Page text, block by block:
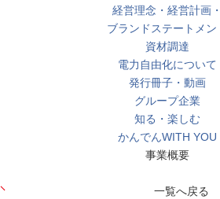
経営理念・経営計画・
ブランドステートメン
資材調達
電力自由化について
発行冊子・動画
グループ企業
知る・楽しむ
かんでんWITH YOU
事業概要
一覧へ戻る